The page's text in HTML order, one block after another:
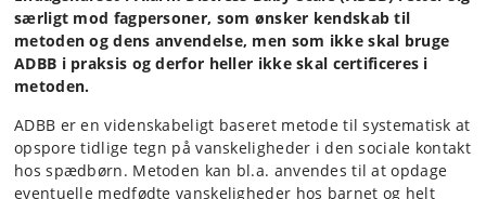
særligt mod fagpersoner, som ønsker kendskab til
metoden og dens anvendelse, men som ikke skal bruge
ADBB i praksis og derfor heller ikke skal certificeres i
metoden.
ADBB er en videnskabeligt baseret metode til systematisk at
opspore tidlige tegn på vanskeligheder i den sociale kontakt
hos spædbørn. Metoden kan bl.a. anvendes til at opdage
eventuelle medfødte vanskeligheder hos barnet og helt